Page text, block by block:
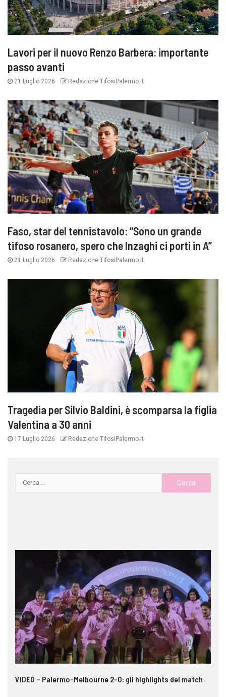
Lavori per il nuovo Renzo Barbera: importante
passo avanti
21 Luglio 2026 Redazione TifosiPalermo.it
Faso, star del tennistavolo: “Sono un grande
tifoso rosanero, spero che Inzaghi ci porti in A”
21 Luglio 2026 Redazione TifosiPalermo.it
Tragedia per Silvio Baldini, è scomparsa la figlia
Valentina a 30 anni
17 Luglio 2026 Redazione TifosiPalermo.it
VIDEO – Palermo-Melbourne 2-0: gli highlights del match